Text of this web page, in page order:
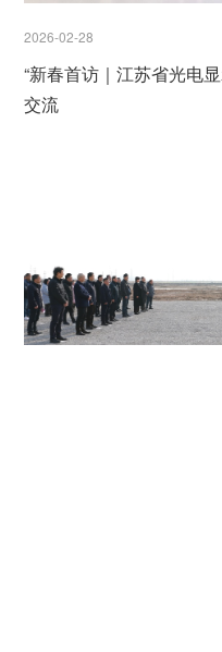
2026-02-28
“新春首访｜江苏省光电
交流